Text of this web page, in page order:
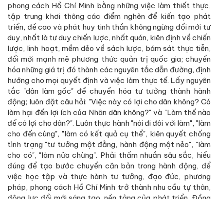
phong cách Hồ Chí Minh bằng những việc làm thiết thực,
tập trung khơi thông các điểm nghẽn để kiến tạo phát
triển, đề cao và phát huy tinh thần không ngừng đổi mới tư
duy, nhất là tư duy chiến lược, nhất quán, kiên định về chiến
lược, linh hoạt, mềm dẻo về sách lược, bám sát thực tiễn,
đổi mới mạnh mẽ phương thức quản trị quốc gia; chuyển
hóa những giá trị đó thành các nguyên tắc dẫn đường, định
hướng cho mọi quyết định và việc làm thực tế. Lấy nguyên
tắc "dân làm gốc" để chuyển hóa tư tưởng thành hành
động; luôn đặt câu hỏi: "Việc này có lợi cho dân không? Có
làm hại đến lợi ích của Nhân dân không?" và "Làm thế nào
để có lợi cho dân?". Luôn thực hành "nói đi đôi với làm", "làm
cho đến cùng", "làm có kết quả cụ thể", kiên quyết chống
tình trạng "tư tưởng một đằng, hành động một nẻo", "làm
cho có", "làm nửa chừng". Phải thấm nhuần sâu sắc, hiểu
đúng để tạo bước chuyển căn bản trong hành động, để
việc học tập và thực hành tư tưởng, đạo đức, phương
pháp, phong cách Hồ Chí Minh trở thành nhu cầu tự thân,